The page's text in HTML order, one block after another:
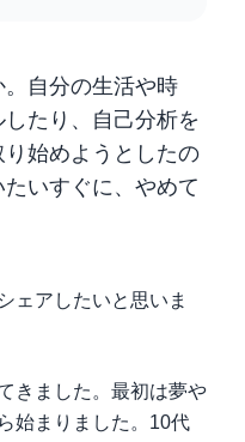
自分の生活や時
たり、自己分析を
始めようとしたの
いすぐに、やめて
ェアしたいと思いま
きました。最初は夢や
始まりました。10代